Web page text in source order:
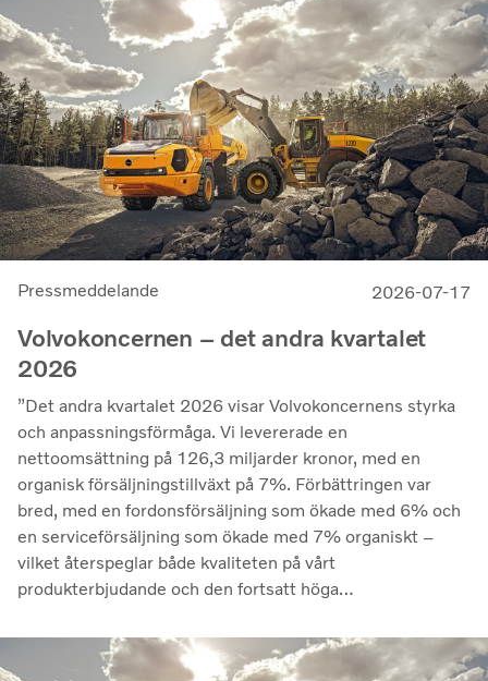
att stärka cellcentrics position som en ledande utvecklare
och producent av bränslecellssystem för tunga
kommersiella tillämpningar.
Pressmeddelande 2026-07-17
Volvokoncernen – det andra kvartalet
2026
”Det andra kvartalet 2026 visar Volvokoncernens styrka
och anpassningsförmåga. Vi levererade en
nettoomsättning på 126,3 miljarder kronor, med en
organisk försäljningstillväxt på 7%. Förbättringen var
bred, med en fordonsförsäljning som ökade med 6% och
en serviceförsäljning som ökade med 7% organiskt –
vilket återspeglar både kvaliteten på vårt
produkterbjudande och den fortsatt höga
marknader. Lönsamheten nådde sin högsta nivå under de
senaste kvartalen. Det justerade rörelseresultatet steg